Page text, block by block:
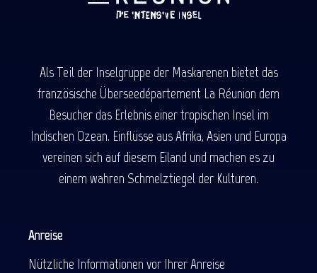
Als Teil der Inselgruppe der Maskarenen bietet das
französische Überseedépartement La Réunion dem
Besucher das Erlebnis einer tropischen Insel im
Indischen Ozean. Einflüsse aus Afrika, Asien und Europa
vereinen sich auf diesem Eiland und machen es zu
einem wahren Schmelztiegel der Kulturen.
Anreise
Nützliche Informationen vor Ihrer Anreise